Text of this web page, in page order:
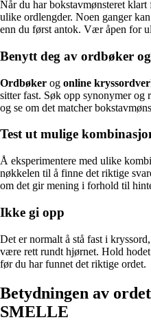
Når du har bokstavmønsteret
ulike ordlengder. Noen ganger
enn du først antok. Vær åpen for
Benytt deg av ordbøker
Ordbøker og online
sitter fast. Søk opp synonymer og
og se om det matcher
Test ut mulige
Å eksperimentere med ulike
nøkkelen til å finne det riktige
om det gir mening i forhold til
Ikke gi opp
Det er normalt å stå fast i
være rett rundt hjørnet. Hold
før du har funnet det riktige ordet.
Betydningen av
SMELLE